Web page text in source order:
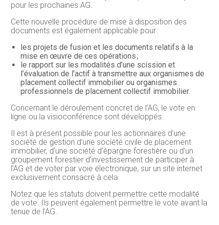
pour les prochaines AG.
Cette nouvelle procédure de mise à disposition des
documents est également applicable pour :
les projets de fusion et les documents relatifs à la
mise en œuvre de ces opérations ;
le rapport sur les modalités d’une scission et
l’évaluation de l’actif à transmettre aux organismes de
placement collectif immobilier ou organismes
professionnels de placement collectif immobilier.
Concernant le déroulement concret de l’AG, le vote en
ligne ou la visioconférence sont développés.
Il est à présent possible pour les actionnaires d’une
société de gestion d’une société civile de placement
immobilier, d’une société d’épargne forestière ou d’un
groupement forestier d’investissement de participer à
l’AG et de voter par voie électronique, sur un site internet
exclusivement consacré à cela.
Notez que les statuts doivent permettre cette modalité
de vote. Ils peuvent également permettre le vote avant la
tenue de l’AG.